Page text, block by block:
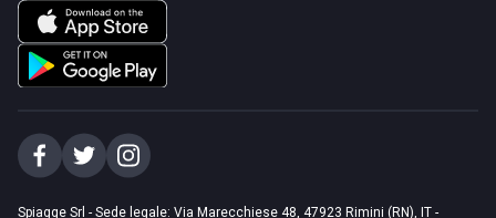
Spiagge Srl - Sede legale: Via Marecchiese 48, 47923 Rimini (RN), IT -